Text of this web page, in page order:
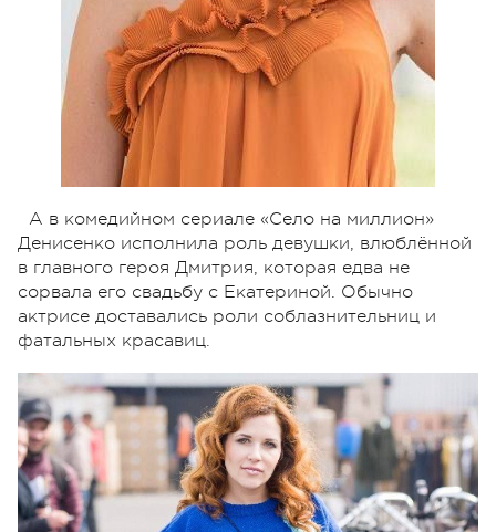
А в комедийном сериале «Село на миллион»
Денисенко исполнила роль девушки, влюблённой
в главного героя Дмитрия, которая едва не
сорвала его свадьбу с Екатериной. Обычно
актрисе доставались роли соблазнительниц и
фатальных красавиц.